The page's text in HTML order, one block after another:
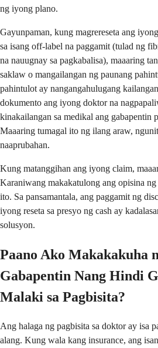
ng iyong plano.
Gayunpaman, kung magrereseta ang
sa isang off-label na paggamit (tulad ng
na nauugnay sa pagkabalisa), maaaring
saklaw o mangailangan ng paunang
pahintulot ay nangangahulugang
dokumento ang iyong doktor na
kinakailangan sa medikal ang gabapentin
Maaaring tumagal ito ng ilang araw,
naaprubahan.
Kung matanggihan ang iyong claim,
Karaniwang makakatulong ang opisina
ito. Sa pansamantala, ang paggamit ng
iyong reseta sa presyo ng cash ay
solusyon.
Paano Ako Makakakuha
Gabapentin Nang Hindi
Malaki sa Pagbisita?
Ang halaga ng pagbisita sa doktor ay isa
alang. Kung wala kang insurance, ang